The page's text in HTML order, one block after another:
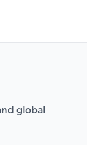
global